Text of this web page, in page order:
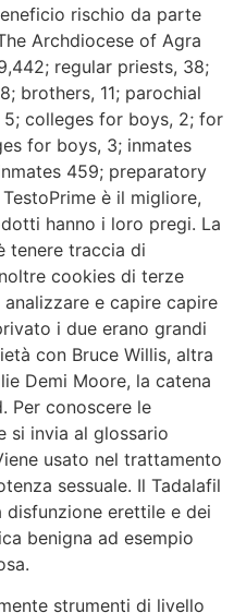
rischio da parte
Archdiocese of Agra
regular priests, 38;
brothers, 11; parochial
colleges for boys, 2; for
for boys, 3; inmates
459; preparatory
è il migliore,
hanno i loro pregi. La
tenere traccia di
cookies di terze
e capire capire
i due erano grandi
con Bruce Willis, altra
Demi Moore, la catena
Per conoscere le
si invia al glossario
usato nel trattamento
sessuale. Il Tadalafil
erettile e dei
benigna ad esempio